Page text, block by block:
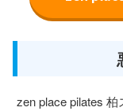
zen place pilates